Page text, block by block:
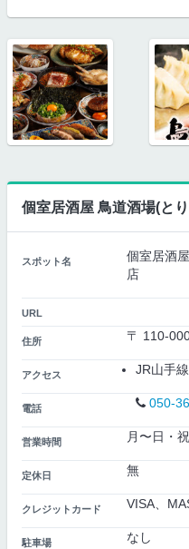
個室居酒屋 鳥道酒場(と
スポット名
個室居酒
店
URL
住所 〒 110-
アクセス JR山手
電話 050-
営業時間 月〜日・
定休日 無
クレジットカード VISA、
駐車場 なし